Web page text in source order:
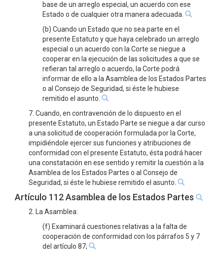
base de un arreglo especial, un acuerdo con ese
Estado o de cualquier otra manera adecuada.
(b) Cuando un Estado que no sea parte en el
presente Estatuto y que haya celebrado un arreglo
especial o un acuerdo con la Corte se niegue a
cooperar en la ejecución de las solicitudes a que se
refieran tal arreglo o acuerdo, la Corte podrá
informar de ello a la Asamblea de los Estados Partes
o al Consejo de Seguridad, si éste le hubiese
remitido el asunto.
7. Cuando, en contravención de lo dispuesto en el
presente Estatuto, un Estado Parte se niegue a dar curso
a una solicitud de cooperación formulada por la Corte,
impidiéndole ejercer sus funciones y atribuciones de
conformidad con el presente Estatuto, ésta podrá hacer
una constatación en ese sentido y remitir la cuestión a la
Asamblea de los Estados Partes o al Consejo de
Seguridad, si éste le hubiese remitido el asunto.
Artículo 112 Asamblea de los Estados Partes
2. La Asamblea:
(f) Examinará cuestiones relativas a la falta de
cooperación de conformidad con los párrafos 5 y 7
del artículo 87;